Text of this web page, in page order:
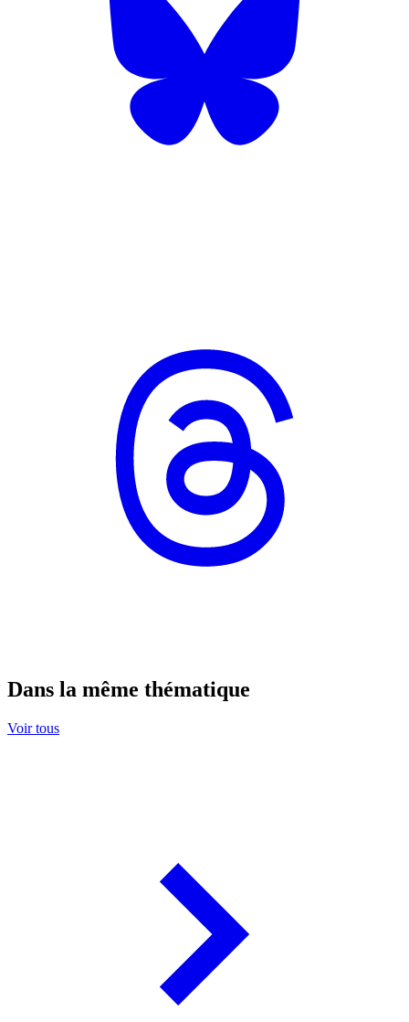
Dans la même thématique
Voir tous